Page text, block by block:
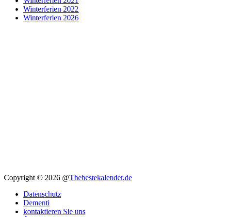
Winterferien 2022
Winterferien 2026
Copyright © 2026 @Thebestekalender.de
Datenschutz
Dementi
kontaktieren Sie uns